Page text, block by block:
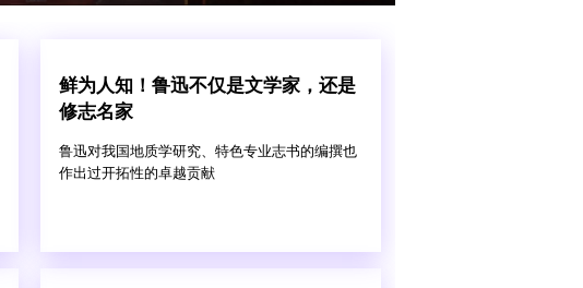
鲜为人知！鲁迅不仅是文学家，还是
修志名家
鲁迅对我国地质学研究、特色专业志书的编撰也
作出过开拓性的卓越贡献